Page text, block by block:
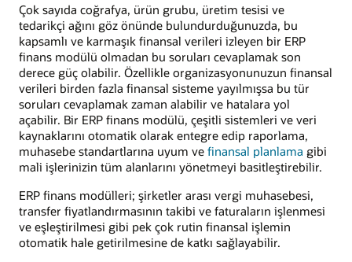
Çok sayıda coğrafya, ürün grubu, üretim tesisi ve
tedarikçi ağını göz önünde bulundurduğunuzda, bu
kapsamlı ve karmaşık finansal verileri izleyen bir ERP
finans modülü olmadan bu soruları cevaplamak son
derece güç olabilir. Özellikle organizasyonunuzun finansal
verileri birden fazla finansal sisteme yayılmışsa bu tür
soruları cevaplamak zaman alabilir ve hatalara yol
açabilir. Bir ERP finans modülü, çeşitli sistemleri ve veri
kaynaklarını otomatik olarak entegre edip raporlama,
muhasebe standartlarına uyum ve finansal planlama gibi
mali işlerinizin tüm alanlarını yönetmeyi basitleştirebilir.
ERP finans modülleri; şirketler arası vergi muhasebesi,
transfer fiyatlandırmasının takibi ve faturaların işlenmesi
ve eşleştirilmesi gibi pek çok rutin finansal işlemin
otomatik hale getirilmesine de katkı sağlayabilir.